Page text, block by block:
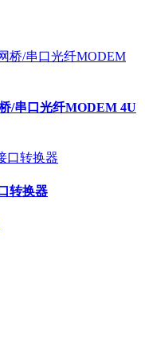
/串口光纤MODEM 4U
转换器